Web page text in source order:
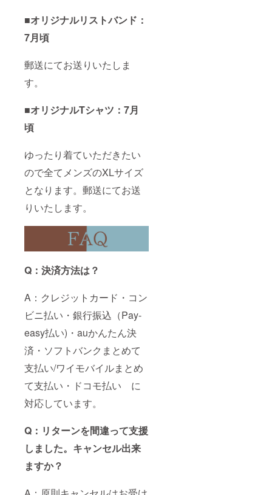
■オリジナルリストバンド：
7月頃
郵送にてお送りいたしま
す。
■オリジナルTシャツ：7月
頃
ゆったり着ていただきたい
ので全てメンズのXLサイズ
となります。郵送にてお送
りいたします。
Q：決済方法は？
A：クレジットカード・コン
ビニ払い・銀行振込（Pay-
easy払い)・auかんたん決
済・ソフトバンクまとめて
支払い/ワイモバイルまとめ
て支払い・ドコモ払い に
対応しています。
Q：リターンを間違って支援
しました。キャンセル出来
ますか？